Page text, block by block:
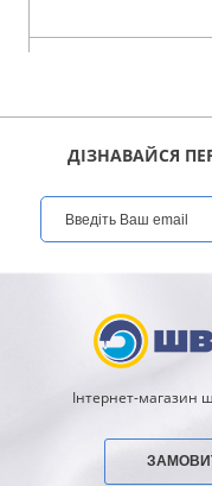
ДІЗНАВАЙСЯ
Інтернет-магазин